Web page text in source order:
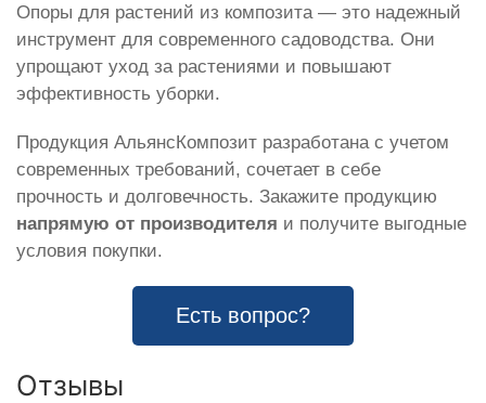
Опоры для растений из композита — это надежный
инструмент для современного садоводства. Они
упрощают уход за растениями и повышают
эффективность уборки.
Продукция АльянсКомпозит разработана с учетом
современных требований, сочетает в себе
прочность и долговечность. Закажите продукцию
напрямую от производителя и получите выгодные
условия покупки.
Есть вопрос?
Отзывы